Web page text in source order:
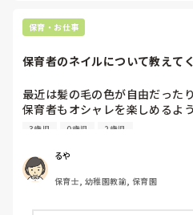
いいと思います。
からの振る舞いだと思いますよ。
も大事かと。
憶測で考えて妄想を広げないこ
デマがいつのまにか事実のよう
保育・お仕事
保育者のネイルについて教えて
最近は髪の毛の色が自由だったり
保育者もオシャレを楽しめるよ
も良いことだと思っているのです
今の園では一応まだNGにはなっ
爪が弱いからコーティングして
色々理由がありつつ地味目の
3歳児 0歳児 2歳児
るや
保育士, 幼稚園教諭, 保育園